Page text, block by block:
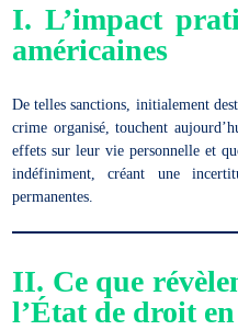
I.L’impact
américaines
De telles sanctions, initialement
crime organisé, touchent
effets sur leur vie personnelle et
indéfiniment, créant une
permanentes.
II. Ce que
l’État de droit